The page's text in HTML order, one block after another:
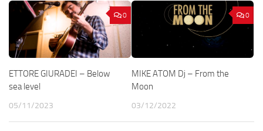
0
ETTORE GIURADEI – Below
sea level
05/11/2023
0
MIKE ATOM Dj – From the
Moon
03/12/2022